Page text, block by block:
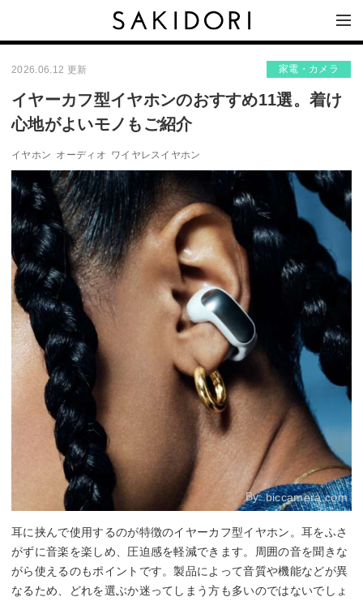
2026.06.12 更新 家電・カメラ
イヤーカフ型イヤホンのおすすめ11選。着け
心地がよいモノもご紹介
イヤホン オーディオ ワイヤレスイヤホン
By:biccamera.com
耳に挟んで使用するのが特徴のイヤーカフ型イヤホン。耳をふさ
がずに音楽を楽しめ、圧迫感を軽減できます。周囲の音を聞きな
がら使えるのもポイントです。製品によって音質や機能などが異
なるため、どれを選ぶか迷ってしまう方も多いのではないでしょ